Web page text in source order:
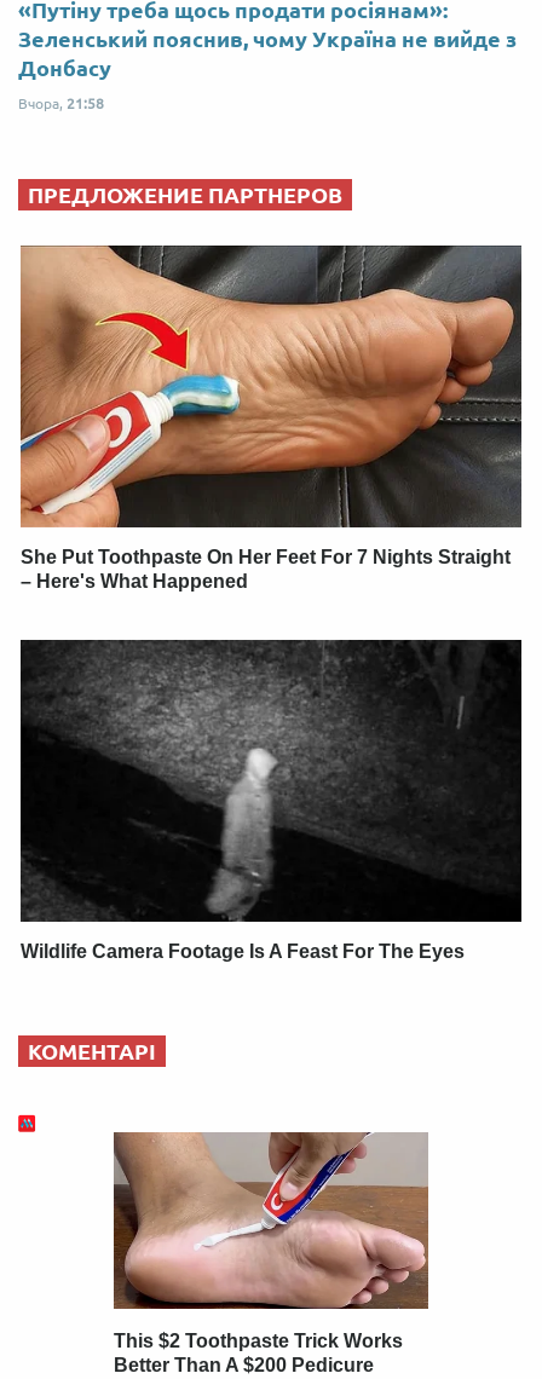
«Путіну треба щось продати росіянам»:
Зеленський пояснив, чому Україна не вийде з
Донбасу
Вчора, 21:58
ПРЕДЛОЖЕНИЕ ПАРТНЕРОВ
She Put Toothpaste On Her Feet For 7 Nights Straight
– Here's What Happened
Wildlife Camera Footage Is A Feast For The Eyes
КОМЕНТАРІ